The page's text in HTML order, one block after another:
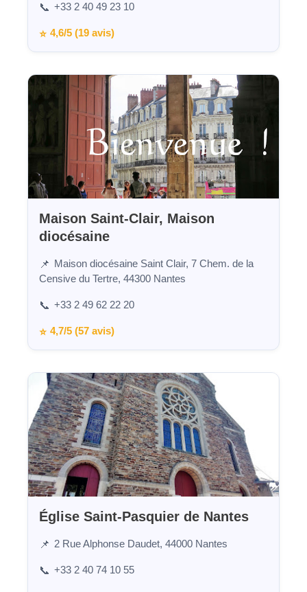
📞 +33 2 40 49 23 10
⭐ 4,6/5 (19 avis)
Maison Saint-Clair, Maison
diocésaine
📌 Maison diocésaine Saint Clair, 7 Chem. de la
Censive du Tertre, 44300 Nantes
📞 +33 2 49 62 22 20
⭐ 4,7/5 (57 avis)
Église Saint-Pasquier de Nantes
📌 2 Rue Alphonse Daudet, 44000 Nantes
📞 +33 2 40 74 10 55